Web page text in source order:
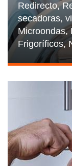
Redirecto,
secadoras,
Microondas,
Frigoríficos,